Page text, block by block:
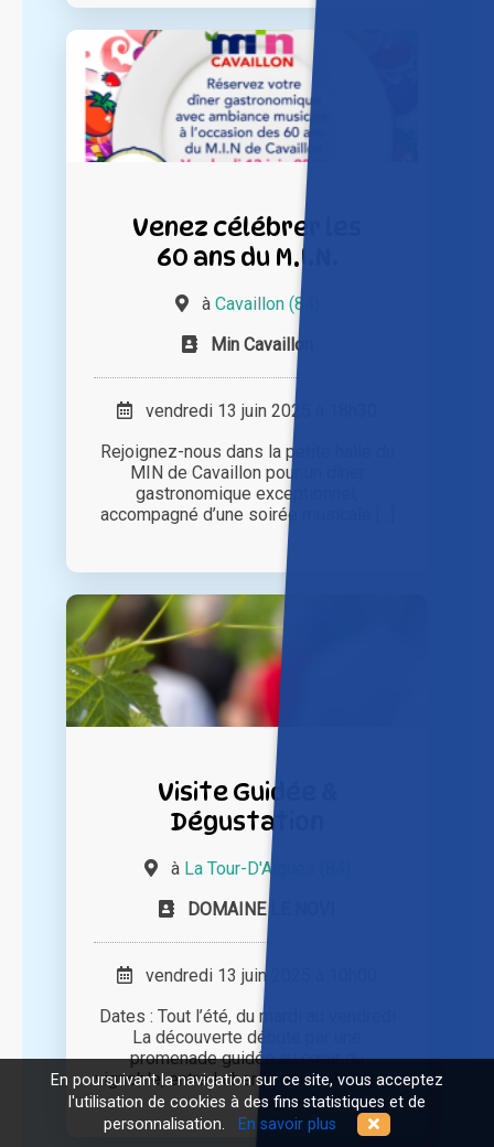
Venez célébrer les
60 ans du M.I.N.
à Cavaillon (84)
Min Cavaillon
vendredi 13 juin 2025 à 18h30
Rejoignez-nous dans la petite halle du
MIN de Cavaillon pour un dîner
gastronomique exceptionnel,
accompagné d’une soirée musicale [...]
Visite Guidée &
Dégustation
à La Tour-D'Aigues (84)
DOMAINE LE NOVI
vendredi 13 juin 2025 à 10h00
Dates : Tout l’été, du mardi au vendredi
La découverte débute par une
promenade guidée au cœur du
vignoble, entre Luberon et montagne [...]
En poursuivant la navigation sur ce site, vous acceptez
l'utilisation de cookies à des fins statistiques et de
personnalisation.
En savoir plus